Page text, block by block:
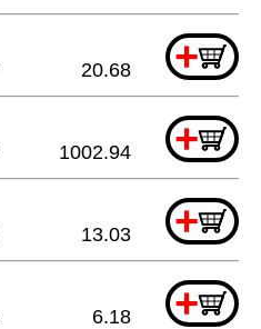
+
20.68
+
1002.94
+
13.03
+
6.18